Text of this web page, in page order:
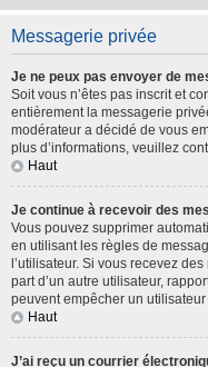
Messagerie privée
Je ne peux pas envoyer de
Soit vous n’êtes pas inscrit et
entièrement la messagerie
modérateur a décidé de vous
plus d’informations, veuillez
Haut
Je continue à recevoir des
Vous pouvez supprimer
en utilisant les règles de
l’utilisateur. Si vous recevez
part d’un autre utilisateur,
peuvent empêcher un
Haut
J’ai reçu un courrier